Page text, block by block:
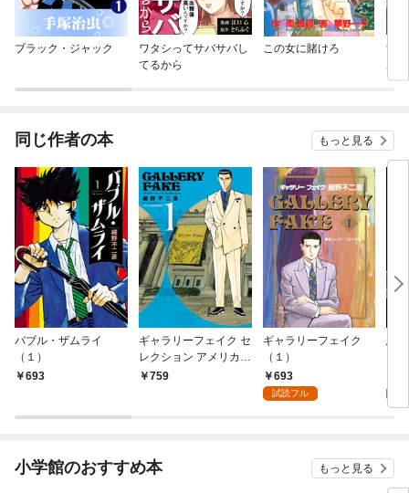
ブラック・ジャック
ワタシってサバサバし
てるから
この女に賭けろ
す
同じ作者の本 もっと見る
バブル・ザムライ
（１）
693
ギャラリーフェイク セ
レクション アメリカの
至宝を巡る（１）
759
ギャラリーフェイク
（１）
693
試読フル
悪
小学館のおすすめ本 もっと見る